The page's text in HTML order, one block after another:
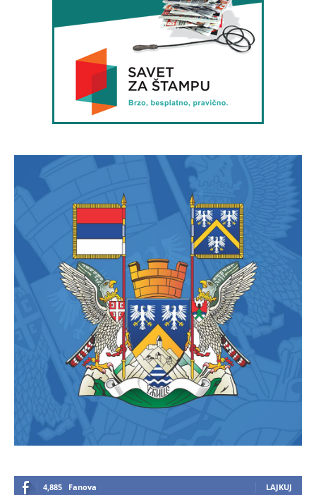
4,885 Fanova LAJKUJ